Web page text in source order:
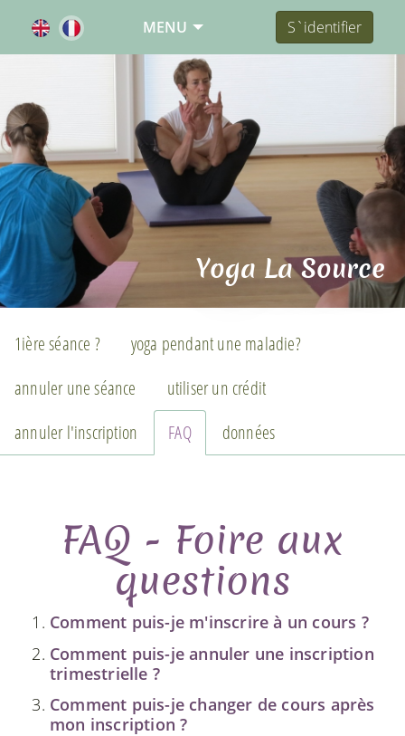
MENU S`identifier
Yoga La Source
1ière séance ?
yoga pendant une maladie?
annuler une séance
utiliser un crédit
annuler l'inscription
FAQ données
FAQ - Foire aux
questions
Comment puis-je m'inscrire à un cours ?
Comment puis-je annuler une inscription
trimestrielle ?
Comment puis-je changer de cours après
mon inscription ?